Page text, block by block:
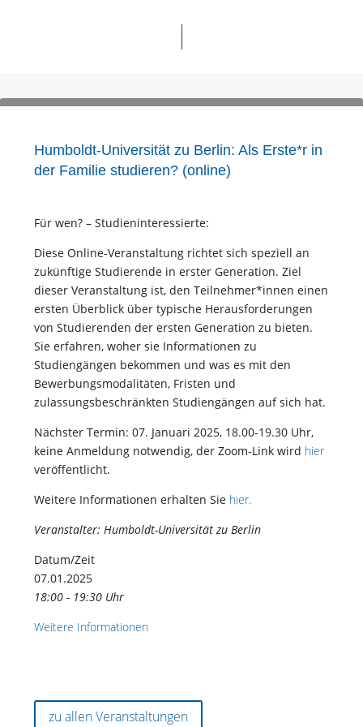
Humboldt-Universität zu Berlin: Als Erste*r in
der Familie studieren? (online)
Für wen? – Studieninteressierte:
Diese Online-Veranstaltung richtet sich speziell an
zukünftige Studierende in erster Generation. Ziel
dieser Veranstaltung ist, den Teilnehmer*innen einen
ersten Überblick über typische Herausforderungen
von Studierenden der ersten Generation zu bieten.
Sie erfahren, woher sie Informationen zu
Studiengängen bekommen und was es mit den
Bewerbungsmodalitäten, Fristen und
zulassungsbeschränkten Studiengängen auf sich hat.
Nächster Termin: 07. Januari 2025, 18.00-19.30 Uhr,
keine Anmeldung notwendig, der Zoom-Link wird hier
veröffentlicht.
Weitere Informationen erhalten Sie hier.
Veranstalter: Humboldt-Universität zu Berlin
Datum/Zeit
07.01.2025
18:00 - 19:30 Uhr
Weitere Informationen
zu allen Veranstaltungen